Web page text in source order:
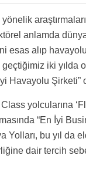
SONUÇLAR
KAYNAĞIMIZSIN
BEYYY , ARTIK
GİBİ 60.000 TL DEĞİL
firma dedik girdik.
Tecrübesiz,
Her ay 100 saat üstü
etmeye çalışıyorlar. Thy
ismin bulunmasına
yakalanmış bahtsız
rkli, 3 tane ayni
direk kabin peroneli
erkek. mesela Etihad
farkli davranilmamali.ekip
urunleri secmeliler,
istiyoruz.:)
businessda hem
günlük 100 tl alırken CİP
düzenle kimine uzun
Herkes isyan ediyor Cip de
Cheflerinde Flying
anlamda
esas alıp
iki yılda
İyi Havayolu
yolcularına
“En İyi
Yolları, bu yıl da
dair tercih